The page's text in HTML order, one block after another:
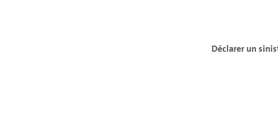
Déclarer un